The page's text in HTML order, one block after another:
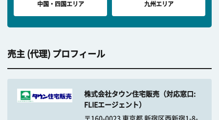
中国・四国エリア 九州エリア
売主 (代理) プロフィール
株式会社タウン住宅販売（対応窓口:
FLIEエージェント）
〒160-0023 東京都 新宿区西新宿1-8-